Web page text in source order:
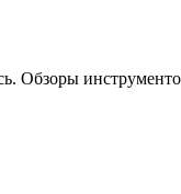
Обзоры